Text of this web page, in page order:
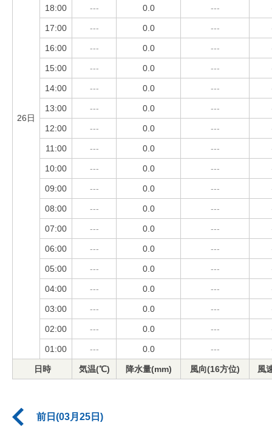
26日
18:00 --- 0.0 ---
17:00 --- 0.0 ---
16:00 --- 0.0 ---
15:00 --- 0.0 ---
14:00 --- 0.0 ---
13:00 --- 0.0 ---
12:00 --- 0.0 ---
11:00 --- 0.0 ---
10:00 --- 0.0 ---
09:00 --- 0.0 ---
08:00 --- 0.0 ---
07:00 --- 0.0 ---
06:00 --- 0.0 ---
05:00 --- 0.0 ---
04:00 --- 0.0 ---
03:00 --- 0.0 ---
02:00 --- 0.0 ---
01:00 --- 0.0 ---
日時 気温(℃) 降水量(mm) 風向(16方位) 風
前日(03月25日)